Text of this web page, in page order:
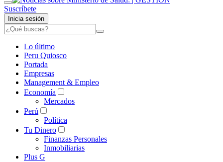
Suscríbete
Inicia sesión
Lo último
Peru Quiosco
Portada
Empresas
Management & Empleo
Economía
Mercados
Perú
Política
Tu Dinero
Finanzas Personales
Inmobiliarias
Plus G